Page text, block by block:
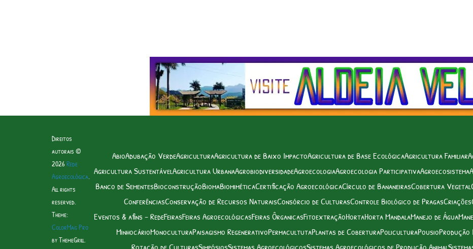
AbioAdubação VerdeAgriculturaAgricultura de Baixo ImpactoAgricultura de Base EcológicaAgricultura Familiar
Agricultura SustentávelAgricultura UrbanaAgrobiodiversidadeAgroecologiaAgroecologia ParticipativaAgroecosistema
Banco de SementesBioconstruçãoBiomaBiomiméticaCertificação AgroecológicaCírculo de BananeirasCobertura Vegetal
ConferênciasConservação de Recursos NaturaisConsórcio de CulturasControle Biológico de PragasCriações
Eventos & afins – RedeFeirasFeiras AgroecológicasFeiras ÔrganicasFitoextraçãoHortaHorta MandalaManejo de Água
MinhocárioMonoculturaPaisagismo RegenerativoPermacultutaPlantas de CoberturaPoliculturaPousioProdução
Direitos
autorais ©
2026 Rede
Agroecológica
All rights
reserved.
Theme:
ColorMag Pro
by ThemeGrill.